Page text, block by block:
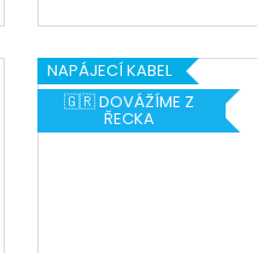
NAPÁJECÍ KABEL
🇬🇷 DOVÁŽÍME Z
ŘECKA